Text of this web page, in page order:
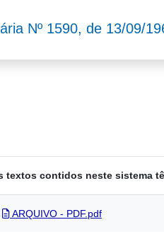
textos contidos neste sistema
Nº 1590, de 13/09/
ARQUIVO - PDF.pdf